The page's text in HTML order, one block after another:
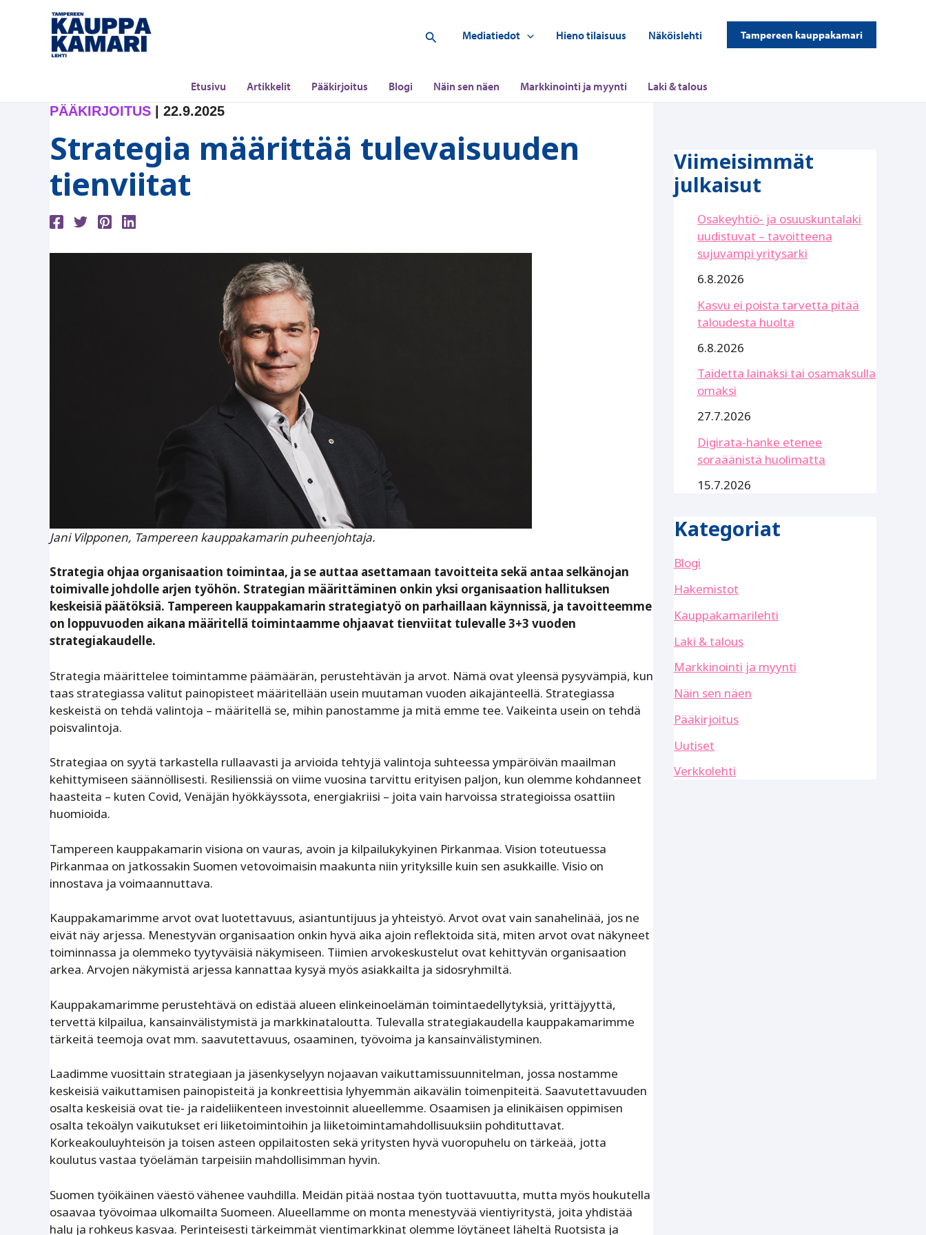
Hae Mediatiedot Hieno tilaisuus Näköislehti Tampereen kauppakamari
Etusivu Artikkelit Pääkirjoitus Blogi Näin sen näen Markkinointi ja myynti Laki & talous
PÄÄKIRJOITUS | 22.9.2025
Strategia määrittää tulevaisuuden
tienviitat
Jani Vilpponen, Tampereen kauppakamarin puheenjohtaja.
Strategia ohjaa organisaation toimintaa, ja se auttaa asettamaan tavoitteita sekä antaa selkänojan
toimivalle johdolle arjen työhön. Strategian määrittäminen onkin yksi organisaation hallituksen
keskeisiä päätöksiä. Tampereen kauppakamarin strategiatyö on parhaillaan käynnissä, ja tavoitteemme
on loppuvuoden aikana määritellä toimintaamme ohjaavat tienviitat tulevalle 3+3 vuoden
strategiakaudelle.
Strategia määrittelee toimintamme päämäärän, perustehtävän ja arvot. Nämä ovat yleensä pysyvämpiä, kun
taas strategiassa valitut painopisteet määritellään usein muutaman vuoden aikajänteellä. Strategiassa
keskeistä on tehdä valintoja – määritellä se, mihin panostamme ja mitä emme tee. Vaikeinta usein on tehdä
poisvalintoja.
Strategiaa on syytä tarkastella rullaavasti ja arvioida tehtyjä valintoja suhteessa ympäröivän maailman
kehittymiseen säännöllisesti. Resilienssiä on viime vuosina tarvittu erityisen paljon, kun olemme kohdanneet
haasteita – kuten Covid, Venäjän hyökkäyssota, energiakriisi – joita vain harvoissa strategioissa osattiin
huomioida.
Tampereen kauppakamarin visiona on vauras, avoin ja kilpailukykyinen Pirkanmaa. Vision toteutuessa
Pirkanmaa on jatkossakin Suomen vetovoimaisin maakunta niin yrityksille kuin sen asukkaille. Visio on
innostava ja voimaannuttava.
Kauppakamarimme arvot ovat luotettavuus, asiantuntijuus ja yhteistyö. Arvot ovat vain sanahelinää, jos ne
eivät näy arjessa. Menestyvän organisaation onkin hyvä aika ajoin reflektoida sitä, miten arvot ovat näkyneet
toiminnassa ja olemmeko tyytyväisiä näkymiseen. Tiimien arvokeskustelut ovat kehittyvän organisaation
arkea. Arvojen näkymistä arjessa kannattaa kysyä myös asiakkailta ja sidosryhmiltä.
Kauppakamarimme perustehtävä on edistää alueen elinkeinoelämän toimintaedellytyksiä, yrittäjyyttä,
tervettä kilpailua, kansainvälistymistä ja markkinataloutta. Tulevalla strategiakaudella kauppakamarimme
tärkeitä teemoja ovat mm. saavutettavuus, osaaminen, työvoima ja kansainvälistyminen.
Laadimme vuosittain strategiaan ja jäsenkyselyyn nojaavan vaikuttamissuun­nitelman, jossa nostamme
keskeisiä vaikuttamisen painopisteitä ja konkreettisia lyhyemmän aikavälin toimenpiteitä. Saavutettavuuden
osalta keskeisiä ovat tie- ja ­raideliikenteen investoinnit alueellemme. Osaamisen ja elinikäisen oppimisen
osalta tekoälyn vaikutukset eri liiketoimintoihin ja liiketoimintamahdollisuuksiin pohdituttavat.
Korkeakouluyhteisön ja toisen asteen oppilaitosten sekä yritysten hyvä vuoropuhelu on tärkeää, jotta
koulutus vastaa työelämän tarpeisiin mahdollisimman hyvin.
Suomen työikäinen väestö vähenee vauhdilla. Meidän pitää nostaa työn tuottavuutta, mutta myös houkutella
osaavaa työvoimaa ulkomailta Suomeen. Alueellamme on monta menestyvää vientiyritystä, joita yhdistää
halu ja rohkeus kasvaa. Perinteisesti tärkeimmät vientimarkkinat olemme löytäneet läheltä Ruotsista ja
Viimeisimmät
julkaisut
Osakeyhtiö- ja osuuskuntalaki
uudistuvat – tavoitteena
sujuvampi yritysarki
6.8.2026
Kasvu ei poista tarvetta pitää
taloudesta huolta
6.8.2026
Taidetta lainaksi tai osamaksulla
omaksi
27.7.2026
Digirata-hanke etenee
soraäänistä huolimatta
15.7.2026
Kategoriat
Blogi
Hakemistot
Kauppakamarilehti
Laki & talous
Markkinointi ja myynti
Näin sen näen
Pääkirjoitus
Uutiset
Verkkolehti